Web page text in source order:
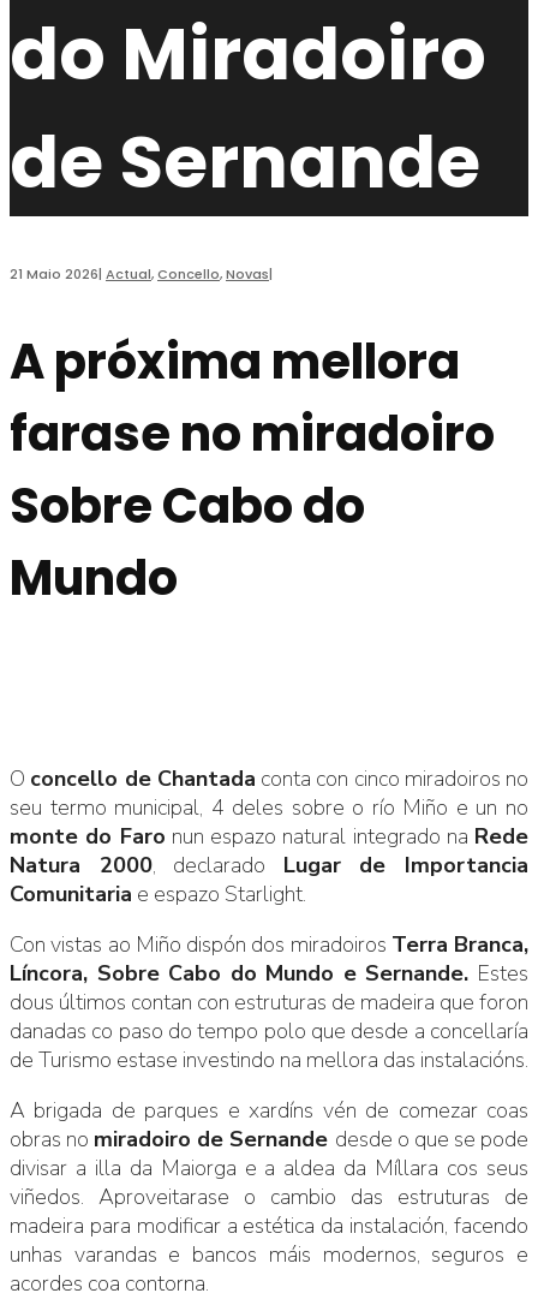
do Miradoiro
de Sernande
21 Maio 2026| Actual,Concello,Novas|
A próxima mellora
farase no miradoiro
Sobre Cabo do
Mundo
O concello de Chantada conta con cinco miradoiros no
seu termo municipal, 4 deles sobre o río Miño e un no
monte do Faro nun espazo natural integrado na Rede
Natura 2000, declarado Lugar de Importancia
Comunitaria e espazo Starlight.
Con vistas ao Miño dispón dos miradoiros Terra Branca,
Líncora, Sobre Cabo do Mundo e Sernande. Estes
dous últimos contan con estruturas de madeira que foron
danadas co paso do tempo polo que desde a concellaría
de Turismo estase investindo na mellora das instalacións.
A brigada de parques e xardíns vén de comezar coas
obras no miradoiro de Sernande desde o que se pode
divisar a illa da Maiorga e a aldea da Míllara cos seus
viñedos. Aproveitarase o cambio das estruturas de
madeira para modificar a estética da instalación, facendo
unhas varandas e bancos máis modernos, seguros e
acordes coa contorna.